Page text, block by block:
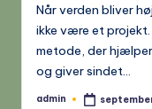
Når verden bliver
ikke være et
metode, der
og giver sindet…
Posted
admin